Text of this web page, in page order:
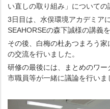
い直しの取り組み」についての
3日目は、水俣環境アカデミア
SEAHORSEの森下誠様の講義
その後、白梅の杜あつまろう
の交流を行いました。
研修の最後には、まとめのワ
市職員等が一緒に議論を行いま